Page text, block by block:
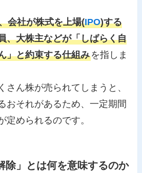
会社が株式を上場(IPO)する
、大株主などが「しばらく自
」と約束する仕組みを指しま
さん株が売られてしまうと、
おそれがあるため、一定期間
定められるのです。
除」とは何を意味するのか